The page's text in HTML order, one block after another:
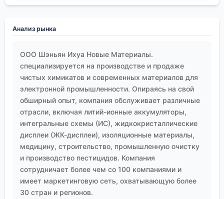
пришла рекламация — активность упала.
кондиционирования, температура поднималась
условиях даже через барьерный слой
происходило постепенное поглощение влаги, что
привело к частичной гидролизе компонентов.
После этого случая для подобных регионов стали
предлагать дополнительную герметизацию и
рекомендации по хранению, а в некоторых случаях
— переходить на более гидролитически стойкие
формы.
Неудачи тоже были, и они поучительны. Был
проект по разработке специального состава для
медицинских силиконов. Использовали
платиновый катализатор как
Анализ рынка
ООО Шэньян Ихуа Новые Материалы.
специализируется на производстве и продаже
чистых химикатов и современных материалов для
электронной промышленности. Опираясь на свой
обширный опыт, компания обслуживает различные
отрасли, включая литий-ионные аккумуляторы,
интегральные схемы (ИС), жидкокристаллические
дисплеи (ЖК-дисплеи), изоляционные материалы,
медицину, строительство, промышленную очистку
и производство пестицидов. Компания
сотрудничает более чем со 100 компаниями и
имеет маркетинговую сеть, охватывающую более
30 стран и регионов.